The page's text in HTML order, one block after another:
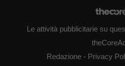
Le attività pubblicitarie su
Redazione - Privacy